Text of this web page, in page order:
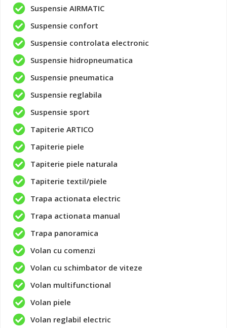
Suspensie AIRMATIC
Suspensie confort
Suspensie controlata electronic
Suspensie hidropneumatica
Suspensie pneumatica
Suspensie reglabila
Suspensie sport
Tapiterie ARTICO
Tapiterie piele
Tapiterie piele naturala
Tapiterie textil/piele
Trapa actionata electric
Trapa actionata manual
Trapa panoramica
Volan cu comenzi
Volan cu schimbator de viteze
Volan multifunctional
Volan piele
Volan reglabil electric